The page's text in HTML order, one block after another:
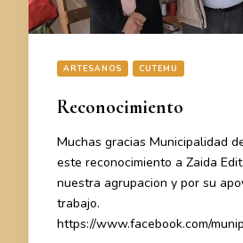
ARTESANOS CUTEMU
Reconocimiento
Muchas gracias Municipalidad
este reconocimiento a Zaida
nuestra agrupacion y por su
trabajo.
https://www.facebook.com/